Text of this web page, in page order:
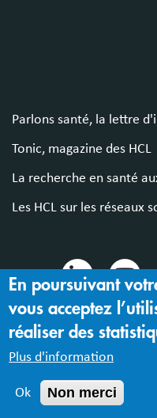
Parlons santé, la lettre
Tonic, magazine des HCL
La recherche en santé
Les HCL sur les réseaux
Accessibilité :
En poursuivant
vous acceptez
réaliser des
Plus d'information
Ok Non merci